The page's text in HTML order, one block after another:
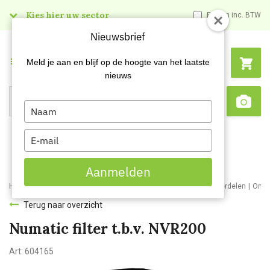
Kies hier uw sector Prijzen inc. BTW
Search
Menu
Home Webshop Schoonmaakmachines Stofzuigers en onderdelen
Terug naar overzicht
Numatic filter t.b.v. NVR200
Art: 604165
Nieuwsbrief
Meld je aan en blijf op de hoogte van het laatste
nieuws
Type
your
name
Type
your
email
Aanmelden